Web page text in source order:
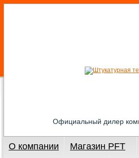
Официальный дилер
О компании Магазин PFT